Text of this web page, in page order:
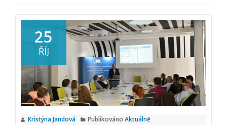
25
ŘÍJ
Kristýna Jandová Publikováno Aktuálně